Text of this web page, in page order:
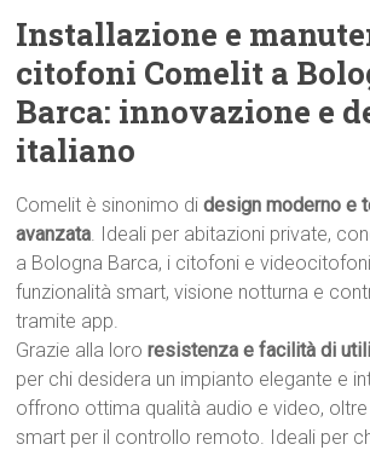
Installazione e
citofoni Comelit a
Barca: innovazione e
italiano
Comelit è sinonimo didesign moderno e
avanzata. Ideali per abitazioni private,
a Bologna Barca, i citofoni e
funzionalità smart, visione notturna e
tramite app.
Grazie alla lororesistenza e facilità di
per chi desidera un impianto elegante e
offrono ottima qualità audio e video,
smart per il controllo remoto. Ideali per